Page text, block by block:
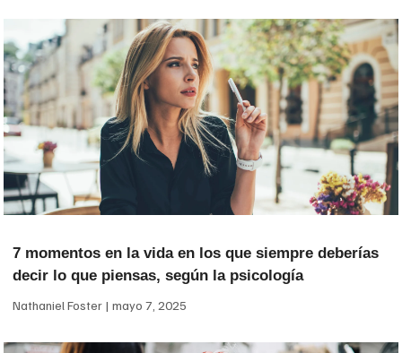
7 momentos en la vida en los que siempre deberías
decir lo que piensas, según la psicología
Nathaniel Foster mayo 7, 2025